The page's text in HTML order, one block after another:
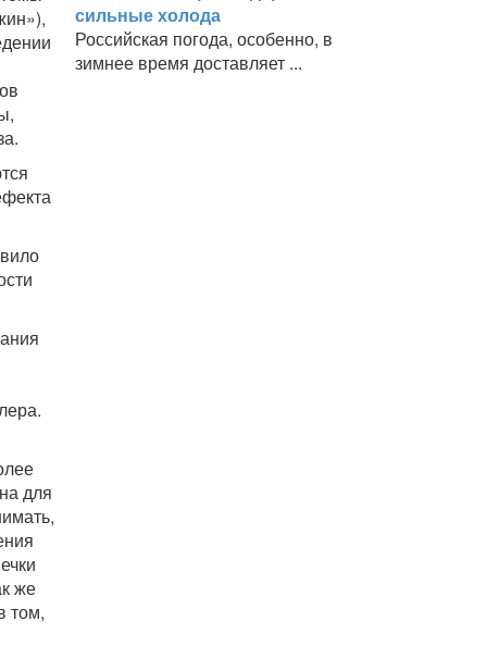
для
же
том,
сильные холода
Российская погода, особенно, в
зимнее время доставляет ...